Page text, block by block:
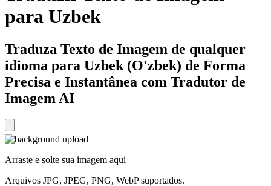
para Uzbek
Traduza Texto de Imagem de qualquer
idioma para Uzbek (O'zbek) de Forma
Precisa e Instantânea com Tradutor de
Imagem AI
Arraste e solte sua imagem aqui
Arquivos JPG, JPEG, PNG, WebP suportados.